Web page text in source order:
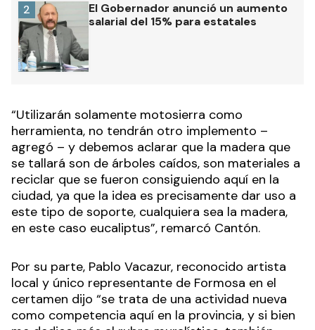
El Gobernador anunció un aumento
salarial del 15% para estatales
2
“Utilizarán solamente motosierra como
herramienta, no tendrán otro implemento –
agregó – y debemos aclarar que la madera que
se tallará son de árboles caídos, son materiales a
reciclar que se fueron consiguiendo aquí en la
ciudad, ya que la idea es precisamente dar uso a
este tipo de soporte, cualquiera sea la madera,
en este caso eucaliptus”, remarcó Cantón.
Por su parte, Pablo Vacazur, reconocido artista
local y único representante de Formosa en el
certamen dijo “se trata de una actividad nueva
como competencia aquí en la provincia, y si bien